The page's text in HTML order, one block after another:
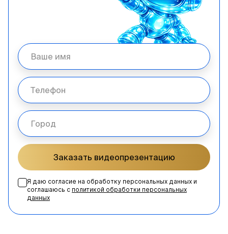
Заказать видеопрезентацию
Я даю согласие на обработку персональных данных и
соглашаюсь с политикой обработки персональных
данных